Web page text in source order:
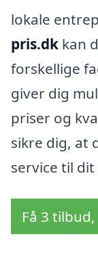
lokale
pris.dk kan
forskellige
giver dig
priser og
sikre dig, at
service til
Få 3